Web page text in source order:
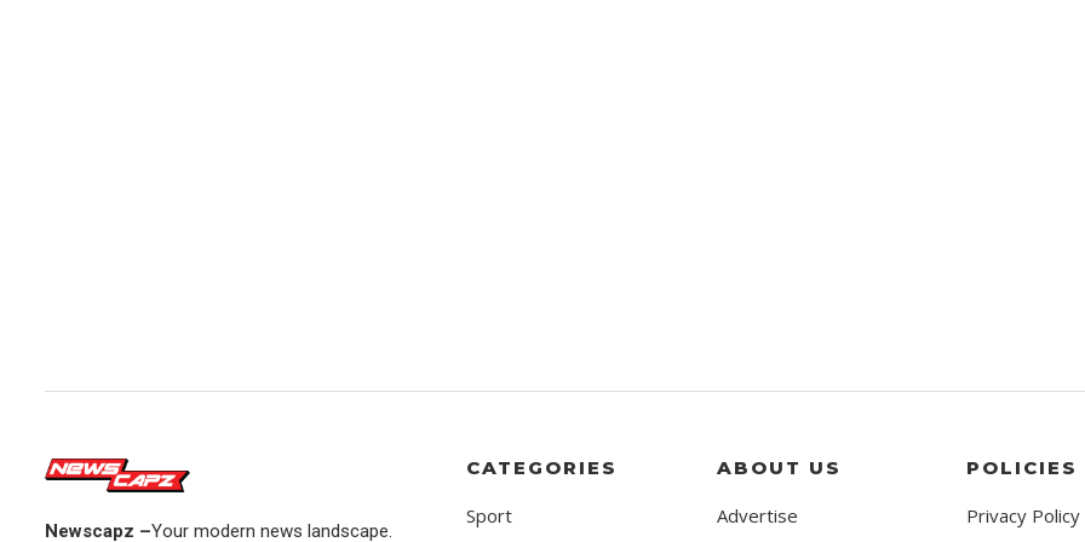
Newscapz –Your modern news landscape.
CATEGORIES
Sport
ABOUT US
Advertise
POLICIES
Privacy Policy